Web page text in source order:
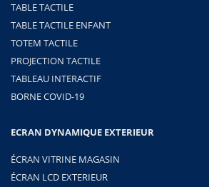
TABLE TACTILE
TABLE TACTILE ENFANT
TOTEM TACTILE
PROJECTION TACTILE
TABLEAU INTERACTIF
BORNE COVID-19
ECRAN DYNAMIQUE EXTERIEUR
ÉCRAN VITRINE MAGASIN
ÉCRAN LCD EXTERIEUR